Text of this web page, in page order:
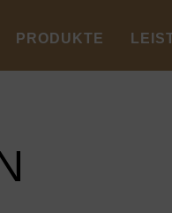
PRODUKTE